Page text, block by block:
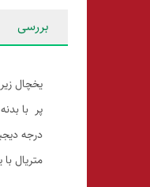
بررسی
درجه
متریال با